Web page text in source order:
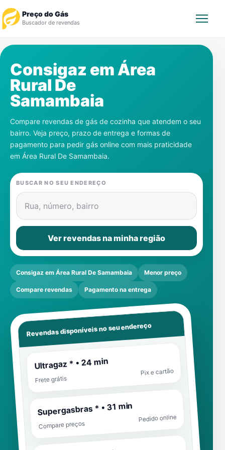
Preço do Gás
Buscador de revendas
Revendedor
Notícias
Cadastre-se
Gás
Contatos
Consigaz emÁrea
Rural De
Samambaia
Compare revendas de gás de cozinha que atendem o seu
bairro. Veja preço, prazo de entrega e formas de
pagamento para pedir gás online com mais praticidade
em Área Rural De Samambaia.
BUSCAR NO SEU ENDEREÇO
Rua, número, bairro
Ver revendas na minha região
Consigaz em Área Rural De Samambaia Menor preço
Compare revendas Pagamento na entrega
Revendas disponíveis no seu endereço
Ultragaz * • 24 min
Frete grátis
Pix e cartão
Supergasbras * • 31 min
Compare preços
Pedido online